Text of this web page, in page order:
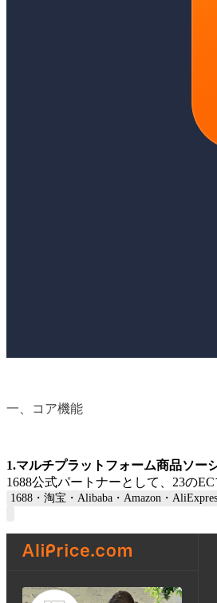
一、コア機能
1.マルチプラットフォーム商品ソー
1688公式パートナーとして、23の
1688・淘宝・Alibaba・Amazon・